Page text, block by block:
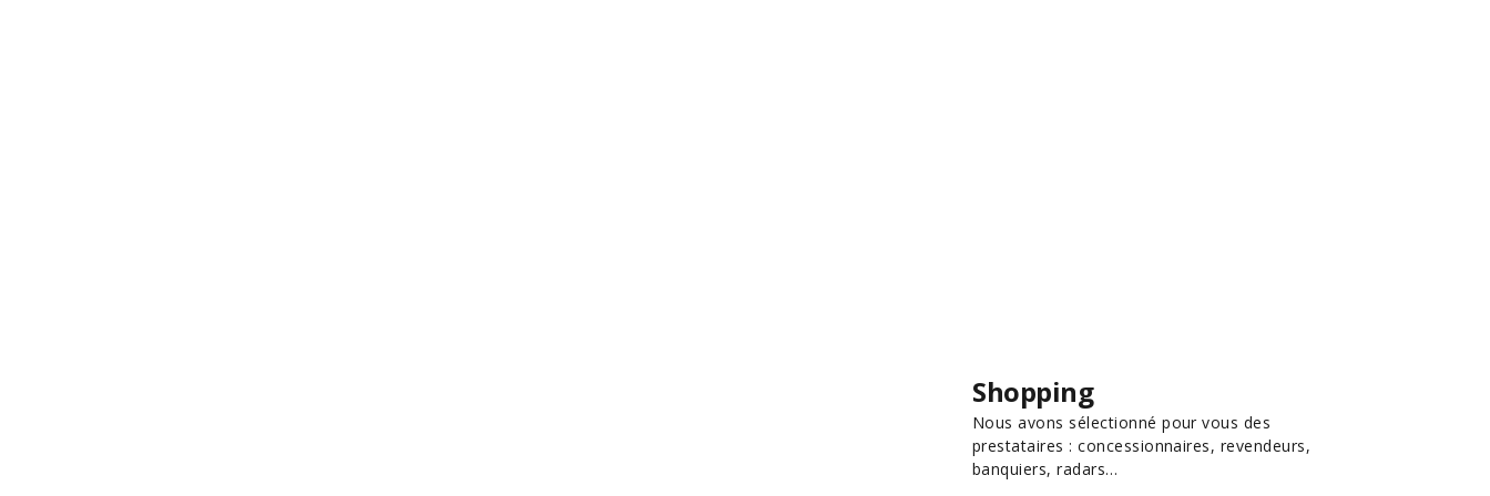
Shopping
Nous avons sélectionné pour vous des
prestataires : concessionnaires, revendeurs,
banquiers, radars…